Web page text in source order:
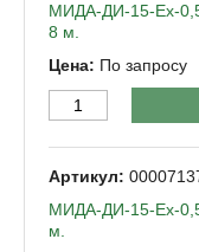
МИДА-ДИ-15-Ех-
8 м.
По запросу
МИДА-ДИ-15-Ех-
м.